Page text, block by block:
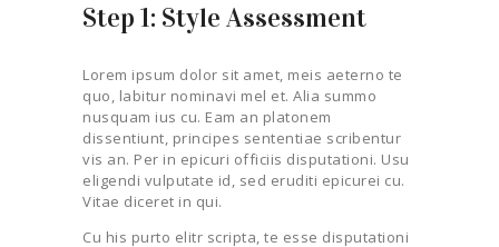
Step 1: Style Assessment
Lorem ipsum dolor sit amet, meis aeterno te
quo, labitur nominavi mel et. Alia summo
nusquam ius cu. Eam an platonem
dissentiunt, principes sententiae scribentur
vis an. Per in epicuri officiis disputationi. Usu
eligendi vulputate id, sed eruditi epicurei cu.
Vitae diceret in qui.
Cu his purto elitr scripta, te esse disputationi